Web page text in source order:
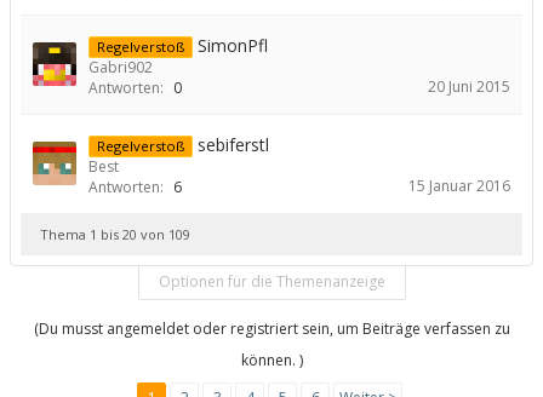
Regelverstoß SimonPfl
Gabri902
Antworten: 0 20 Juni 2015
Regelverstoß sebiferstl
Best
Antworten: 6 15 Januar 2016
Thema 1 bis 20 von 109
Optionen für die Themenanzeige
(Du musst angemeldet oder registriert sein, um Beiträge verfassen zu
können. )